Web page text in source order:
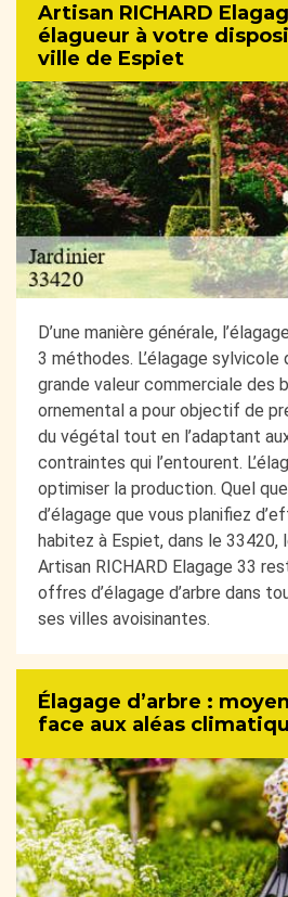
Artisan RICHARD
élagueur à votre
ville de Espiet
D’une manière générale,
3 méthodes. L’élagage sylvicole
grande valeur commerciale des
ornemental a pour objectif de
du végétal tout en l’adaptant
contraintes qui l’entourent.
optimiser la production. Quel
d’élagage que vous planifiez
habitez à Espiet, dans le 33420,
Artisan RICHARD Elagage 33
offres d’élagage d’arbre dans
ses villes avoisinantes.
Élagage d’arbre :
face aux aléas